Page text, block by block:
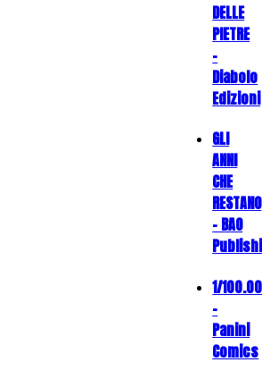
DELLE
PIETRE
-
Diabolo
Edizioni
GLI
ANNI
CHE
RESTANO
- BAO
1/
-
Panini
Comics